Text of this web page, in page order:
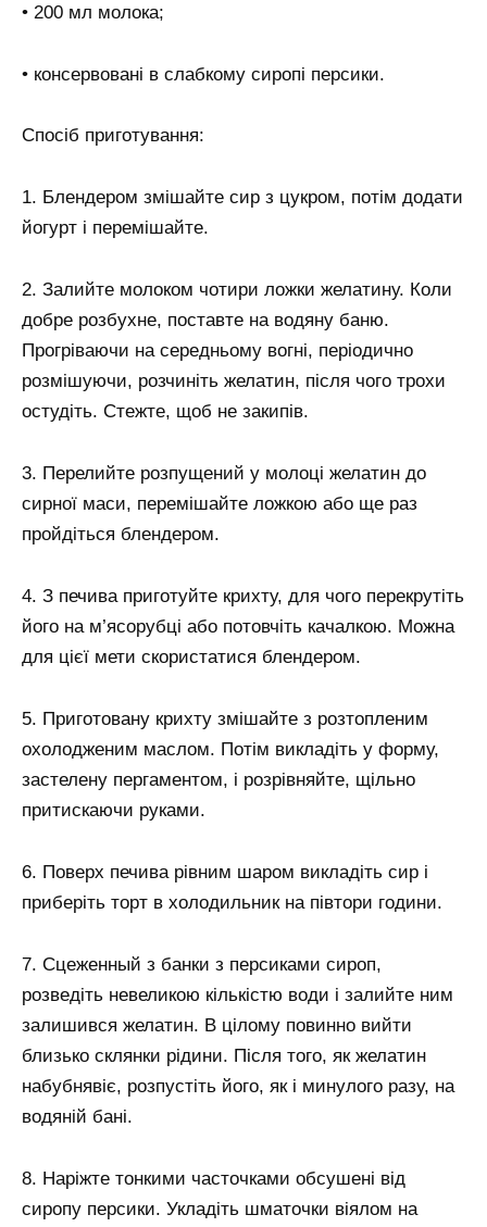
• 200 мл молока;
• консервовані в слабкому сиропі персики.
Спосіб приготування:
1. Блендером змішайте сир з цукром, потім додати
йогурт і перемішайте.
2. Залийте молоком чотири ложки желатину. Коли
добре розбухне, поставте на водяну баню.
Прогріваючи на середньому вогні, періодично
розмішуючи, розчиніть желатин, після чого трохи
остудіть. Стежте, щоб не закипів.
3. Перелийте розпущений у молоці желатин до
сирної маси, перемішайте ложкою або ще раз
пройдіться блендером.
4. З печива приготуйте крихту, для чого перекрутіть
його на м’ясорубці або потовчіть качалкою. Можна
для цієї мети скористатися блендером.
5. Приготовану крихту змішайте з розтопленим
охолодженим маслом. Потім викладіть у форму,
застелену пергаментом, і розрівняйте, щільно
притискаючи руками.
6. Поверх печива рівним шаром викладіть сир і
приберіть торт в холодильник на півтори години.
7. Сцеженный з банки з персиками сироп,
розведіть невеликою кількістю води і залийте ним
залишився желатин. В цілому повинно вийти
близько склянки рідини. Після того, як желатин
набубнявіє, розпустіть його, як і минулого разу, на
водяній бані.
8. Наріжте тонкими часточками обсушені від
сиропу персики. Укладіть шматочки віялом на